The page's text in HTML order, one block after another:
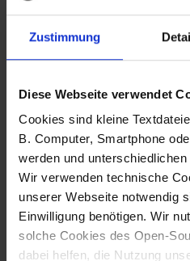
Zustimmung
Diese Webseite verwendet
Cookies sind kleine
B. Computer, Smartphone
werden und
Wir verwenden technische
unserer Webseite notwendig
Einwilligung benötigen. Wir
solche Cookies des Open-
dabei helfen, die Nutzung
Fotografo: Lorenz
Sternbach
Download